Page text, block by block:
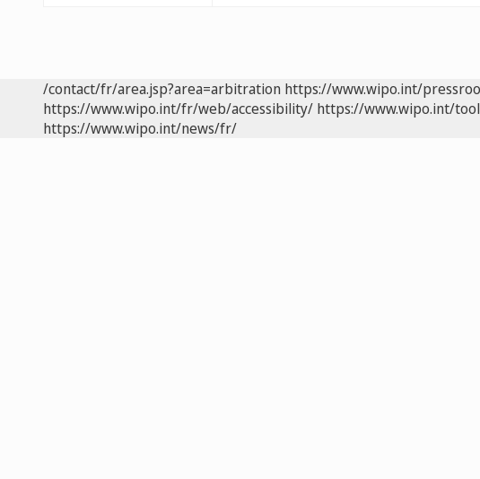
/contact/fr/area.jsp?area=arbitration https://www.wipo.int/
https://www.wipo.int/fr/web/accessibility/ https://www.wipo.int/
https://www.wipo.int/news/fr/